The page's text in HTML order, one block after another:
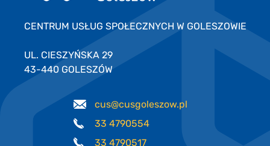
CENTRUM USŁUG SPOŁECZNYCH W GOLESZOWIE
UL. CIESZYŃSKA 29
43-440 GOLESZÓW
cus@cusgoleszow.pl
33 4790554
33 4790517